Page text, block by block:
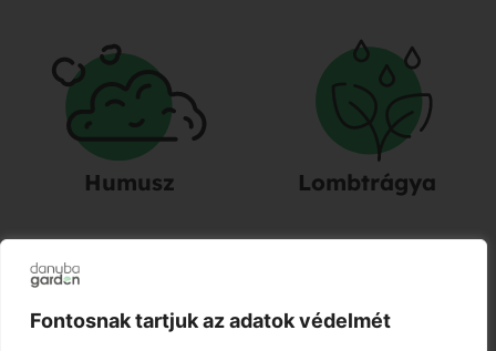
Fontosnak tartjuk az adatok védelmét
Humusz Lombtrágya